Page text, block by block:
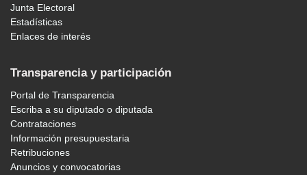
Junta Electoral
Estadísticas
Enlaces de interés
Transparencia y participación
Portal de Transparencia
Escriba a su diputado o diputada
Contrataciones
Información presupuestaria
Retribuciones
Anuncios y convocatorias